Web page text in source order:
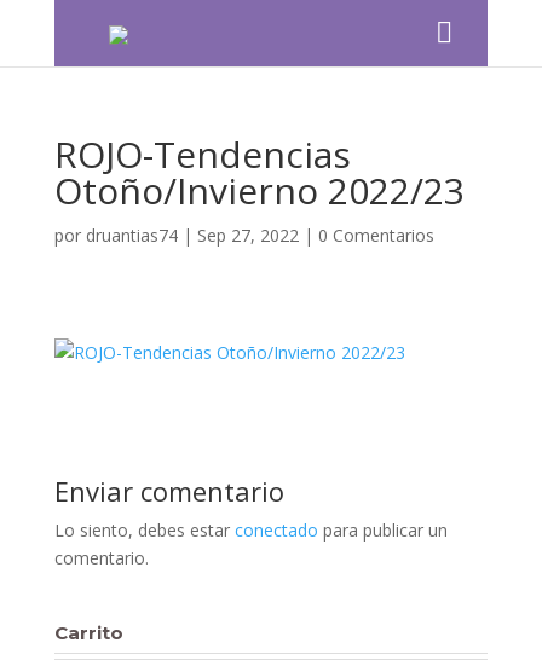
ROJO-Tendencias
Otoño/Invierno 2022/23
por druantias74| Sep 27, 2022| 0 Comentarios
Enviar comentario
Lo siento, debes estar conectado para publicar un
comentario.
Carrito